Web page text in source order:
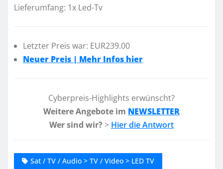
Lieferumfang: 1x Led-Tv
Letzter Preis war: EUR239.00
Neuer Preis | Mehr Infos hier
Cyberpreis-Highlights erwünscht?
Weitere Angebote im NEWSLETTER
Wer sind wir? > Hier die Antwort
Sat / TV / Audio > TV / Video > LED TV